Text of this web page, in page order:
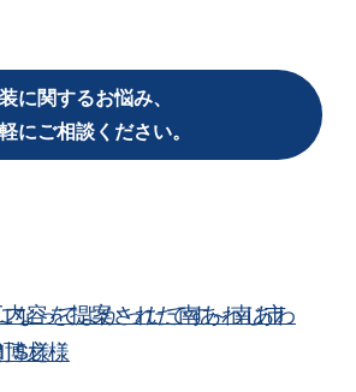
に関するお悩み、
にご相談ください。
容を提案された南あわじ市
之様
なってよかったです～南あわ
S様